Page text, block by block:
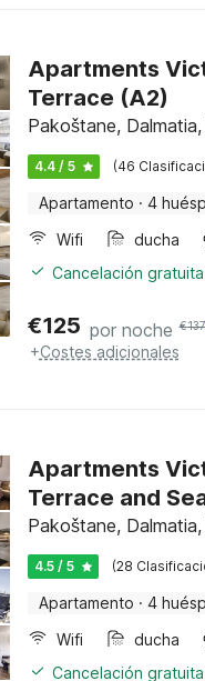
Apartments
Terrace (A2)
Pakoštane,
4.4 / 5 (46
Apartamento · 4
Wifi
ducha
Cancelación
€125 por noche €137
+Costes adicionales
Apartments
Terrace and
Pakoštane,
4.5 / 5 (28
Apartamento · 4
Wifi
ducha
Cancelación